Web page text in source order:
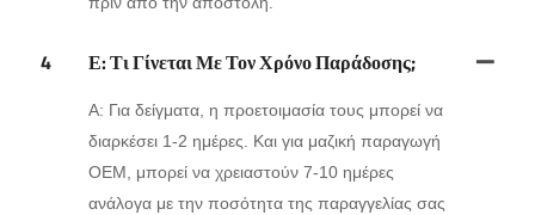
4 Ε: Τι Γίνεται Με Τον Χρόνο Παράδοσης;
Α: Για δείγματα, η προετοιμασία τους μπορεί να
διαρκέσει 1-2 ημέρες. Και για μαζική παραγωγή
OEM, μπορεί να χρειαστούν 7-10 ημέρες
ανάλογα με την ποσότητα της παραγγελίας σας